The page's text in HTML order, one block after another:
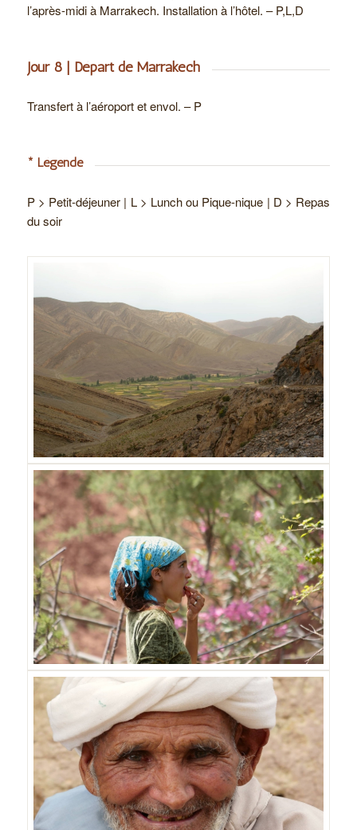
l’après-midi à Marrakech. Installation à l’hôtel. – P,L,D
Jour 8 | Départ de Marrakech
Transfert à l’aéroport et envol. – P
* Légende
P > Petit-déjeuner | L > Lunch ou Pique-nique | D > Repas
du soir